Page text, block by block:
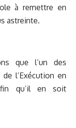
à remettre en
astreinte.
que l’un des
l’Exécution en
qu’il en soit